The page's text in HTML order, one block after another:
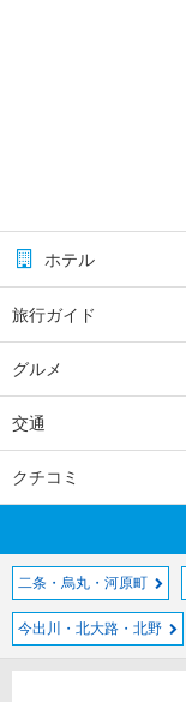
ホテル
旅行ガイド
グルメ
交通
クチコミ
二条・烏丸・河原町
今出川・北大路・北野